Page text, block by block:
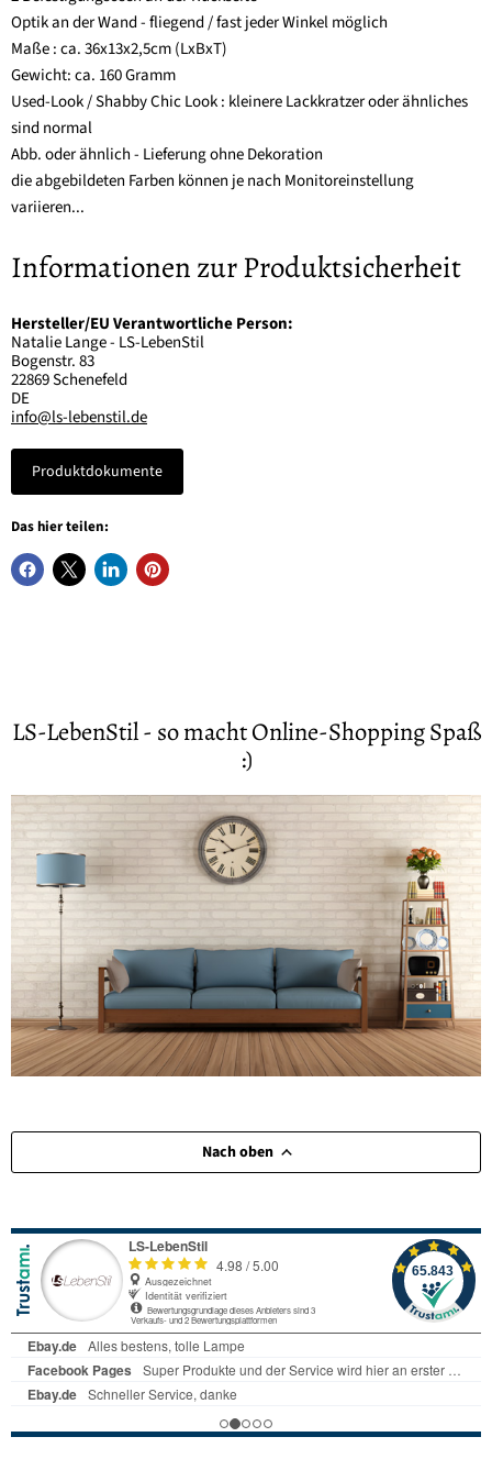
Optik an der Wand - fliegend / fast jeder Winkel möglich
Maße : ca. 36x13x2,5cm (LxBxT)
Gewicht: ca. 160 Gramm
Used-Look / Shabby Chic Look : kleinere Lackkratzer oder ähnliches
sind normal
Abb. oder ähnlich - Lieferung ohne Dekoration
die abgebildeten Farben können je nach Monitoreinstellung
variieren...
Informationen zur Produktsicherheit
Hersteller/EU Verantwortliche Person:
Natalie Lange - LS-LebenStil
Bogenstr. 83
22869 Schenefeld
DE
info@ls-lebenstil.de
Produktdokumente
Das hier teilen:
LS-LebenStil - so macht Online-Shopping Spaß
:)
Nach oben